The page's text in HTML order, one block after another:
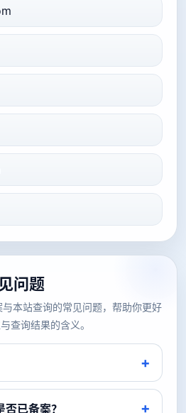
问题
本站查询的常见问题，帮助你更好
查询结果的含义。
已备案？